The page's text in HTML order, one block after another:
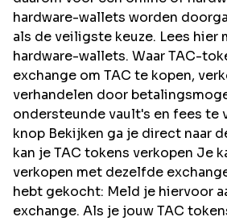
hardware-wallets worden
als de veiligste keuze. Lees hier
hardware-wallets. Waar TAC-
exchange om TAC te kopen,
verhandelen door
ondersteunde vault's en fees te
knop Bekijken ga je direct naar
kan je TAC tokens verkopen Je
verkopen met dezelfde
hebt gekocht: Meld je hiervoor
exchange. Als je jouw TAC